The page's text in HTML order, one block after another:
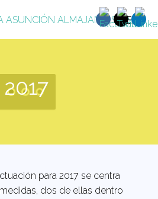
para 2017 se centra
dos de ellas dentro